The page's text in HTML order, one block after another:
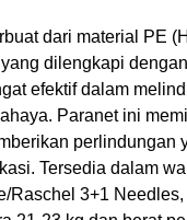
dari material PE
dilengkapi
efektif dalam
Paranet ini
perlindungan
Tersedia dalam
Raschel 3+1 Needles,